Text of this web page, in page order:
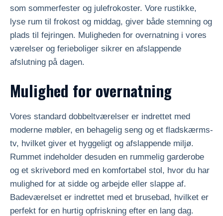
som sommerfester og julefrokoster. Vore rustikke,
lyse rum til frokost og middag, giver både stemning og
plads til fejringen. Muligheden for overnatning i vores
værelser og ferieboliger sikrer en afslappende
afslutning på dagen.
Mulighed for overnatning
Vores standard dobbeltværelser er indrettet med
moderne møbler, en behagelig seng og et fladskærms-
tv, hvilket giver et hyggeligt og afslappende miljø.
Rummet indeholder desuden en rummelig garderobe
og et skrivebord med en komfortabel stol, hvor du har
mulighed for at sidde og arbejde eller slappe af.
Badeværelset er indrettet med et brusebad, hvilket er
perfekt for en hurtig opfriskning efter en lang dag.